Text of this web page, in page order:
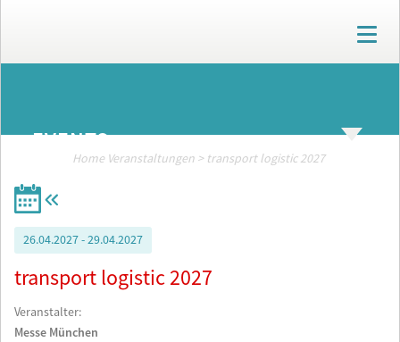
T
o
g
n
EVENTS
Home Veranstaltungen > transport logistic 2027
26.04.2027 - 29.04.2027
transport logistic 2027
Veranstalter:
Messe München